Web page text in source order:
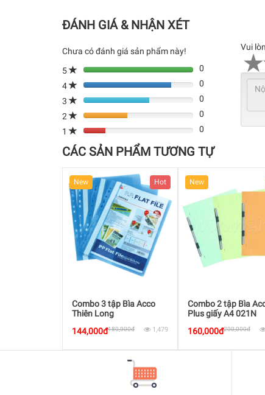
ĐÁNH GIÁ & NHẬN XÉT
Chưa có đánh giá sản phẩm này!
5
0
4
80%
Complete
(danger)
0
3
80%
Complete
(danger)
0
2
80%
Complete
0
1
80%
Complete
(danger)
0
Vui
CÁC SẢN PHẨM TƯƠNG TỰ
New Hot
Combo 3 tập Bìa Acco
Thiên Long
144,000đ180,000đ 1,479
New
Combo 2 tập Bìa
Plus giấy A4 021N
160,000đ200,000đ